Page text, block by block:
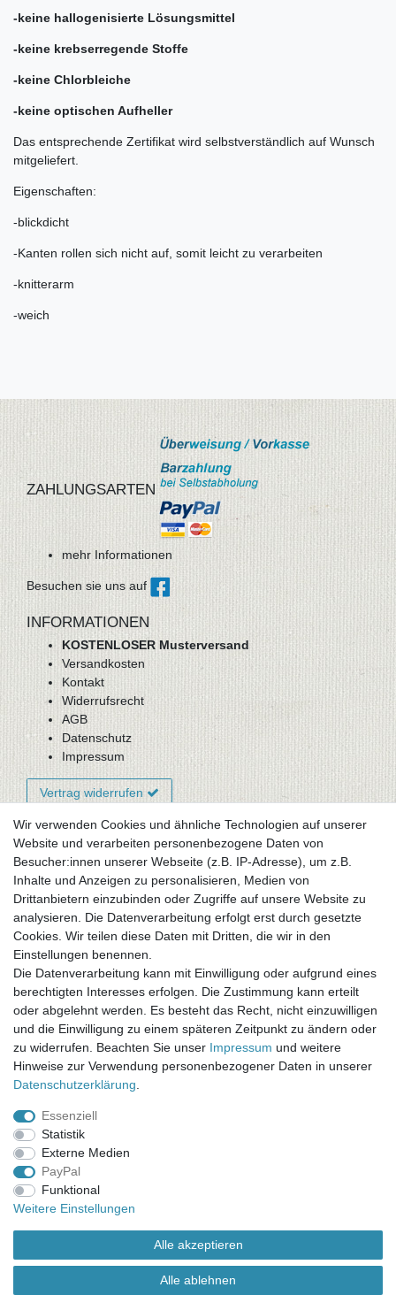
-keine hallogenisierte Lösungsmittel
-keine krebserregende Stoffe
-keine Chlorbleiche
-keine optischen Aufheller
Das entsprechende Zertifikat wird selbstverständlich auf Wunsch
mitgeliefert.
Eigenschaften:
-blickdicht
-Kanten rollen sich nicht auf, somit leicht zu verarbeiten
-knitterarm
-weich
ZAHLUNGSARTEN
mehr Informationen
Besuchen sie uns auf
INFORMATIONEN
KOSTENLOSER Musterversand
Versandkosten
Kontakt
Widerrufsrecht
AGB
Datenschutz
Impressum
Vertrag widerrufen
Newsletter-Anmeldung
FAQ / Fragen
Mein Warenkorb
Mein Merkzettel
Mein Konto
UNSER LADENGESCHÄFT
Gottlieb-Daimler-Str. 10
33334 Gütersloh
ÖFFNUNGSZEITEN
Montag - Dienstag: 8.00 - 18.00 Uhr, Mittwoch Ruhetag,
Donnerstag: 8.00 - 18.00 Uhr, Freitag 8.00 - 14.00 Uhr
KUNDENSERVICE
Telefon: (05241) 403 22 38
E-Mail: info@stoffamstueck.de
Alle Preise inklusive gesetzlicher Mehrwertsteuer und
zuzüglichVersandkosten. * Pflichtfeld
Wir verwenden Cookies und ähnliche Technologien auf unserer
Website und verarbeiten personenbezogene Daten von
Besucher:innen unserer Webseite (z.B. IP-Adresse), um z.B.
Inhalte und Anzeigen zu personalisieren, Medien von
Drittanbietern einzubinden oder Zugriffe auf unsere Website zu
analysieren. Die Datenverarbeitung erfolgt erst durch gesetzte
Cookies. Wir teilen diese Daten mit Dritten, die wir in den
Einstellungen benennen.
Die Datenverarbeitung kann mit Einwilligung oder aufgrund eines
berechtigten Interesses erfolgen. Die Zustimmung kann erteilt
oder abgelehnt werden. Es besteht das Recht, nicht einzuwilligen
und die Einwilligung zu einem späteren Zeitpunkt zu ändern oder
zu widerrufen. Beachten Sie unser Impressum und weitere
Hinweise zur Verwendung personenbezogener Daten in unserer
Daten­schutz­erklärung
Essenziell
Statistik
Externe Medien
PayPal
Funktional
Weitere Einstellungen
Alle akzeptieren
Alle ablehnen